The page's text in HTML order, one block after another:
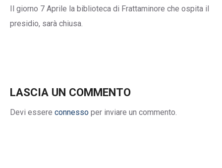
Il giorno 7 Aprile la biblioteca di Frattaminore che ospita il
presidio, sarà chiusa.
LASCIA UN COMMENTO
Devi essere connesso per inviare un commento.